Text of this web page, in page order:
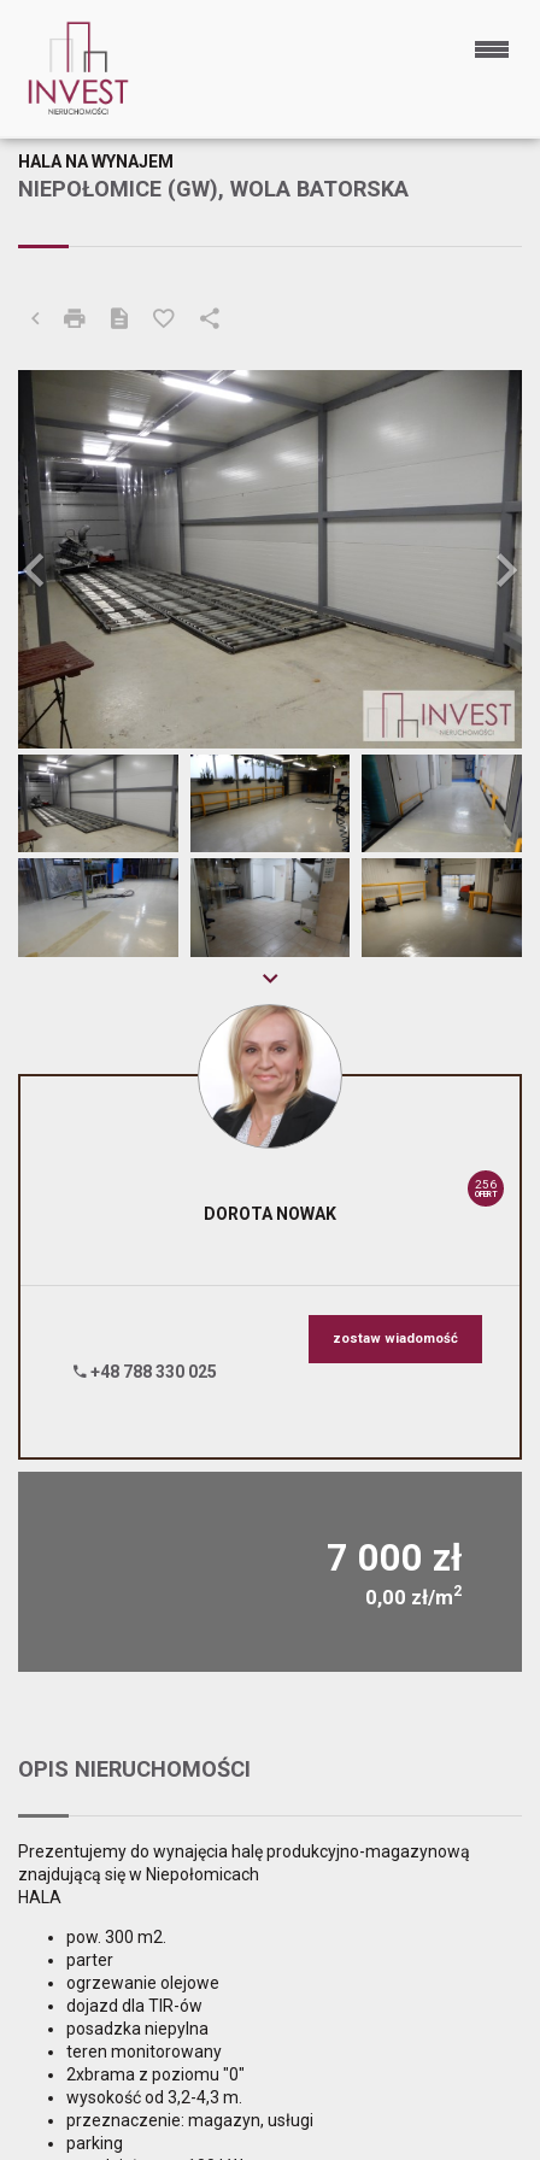
NIEPOŁOMICE (GW), WOLA BATORSKA
HALA NA WYNAJEM
256
OFERT
DOROTA NOWAK
+48 788 330 025
zostaw wiadomość
7 000 zł
0,00 zł/m2
OPIS NIERUCHOMOŚCI
Prezentujemy do wynajęcia halę produkcyjno-magazynową
znajdującą się w Niepołomicach
HALA
pow. 300 m2.
parter
ogrzewanie olejowe
dojazd dla TIR-ów
posadzka niepylna
teren monitorowany
2xbrama z poziomu "0"
wysokość od 3,2-4,3 m.
przeznaczenie: magazyn, usługi
parking